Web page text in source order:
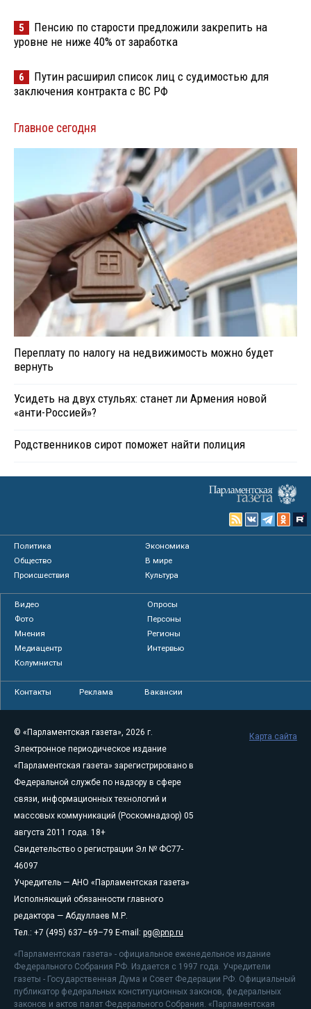
5
Пенсию по старости предложили закрепить на
уровне не ниже 40% от заработка
6
Путин расширил список лиц с судимостью для
заключения контракта с ВС РФ
Главное сегодня
Переплату по налогу на недвижимость можно будет
вернуть
Усидеть на двух стульях: станет ли Армения новой
«анти-Россией»?
Родственников сирот поможет найти полиция
Политика
Экономика
Общество
В мире
Происшествия
Культура
Видео
Опросы
Фото
Персоны
Мнения
Регионы
Медиацентр
Интервью
Колумнисты
Контакты Реклама Вакансии
© «Парламентская газета», 2026 г.
Электронное периодическое издание
«Парламентская газета» зарегистрировано в
Федеральной службе по надзору в сфере
связи, информационных технологий и
массовых коммуникаций (Роскомнадзор) 05
августа 2011 года. 18+
Свидетельство о регистрации Эл № ФС77-
46097
Учредитель — АНО «Парламентская газета»
Исполняющий обязанности главного
редактора — Абдуллаев М.Р.
Тел.: +7 (495) 637–69–79 E-mail: pg@pnp.ru
«Парламентская газета» - официальное еженедельное издание
Федерального Собрания РФ. Издается с 1997 года. Учредители
газеты - Государственная Дума и Совет Федерации РФ. Официальный
публикатор федеральных конституционных законов, федеральных
законов и актов палат Федерального Собрания. «Парламентская
Карта сайта